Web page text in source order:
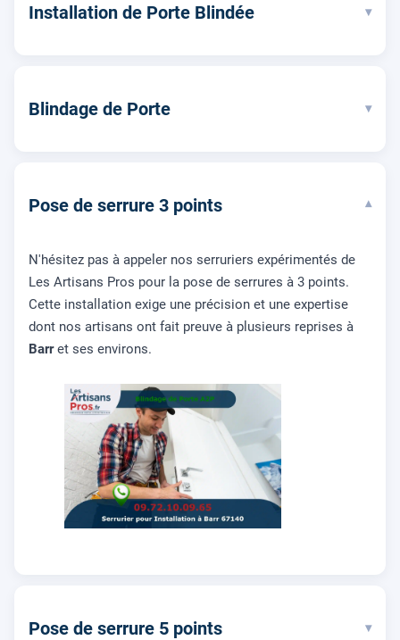
Installation de Porte Blindée ▾
Blindage de Porte ▾
Pose de serrure 3 points ▾
N'hésitez pas à appeler nos serruriers expérimentés de
Les Artisans Pros pour la pose de serrures à 3 points.
Cette installation exige une précision et une expertise
dont nos artisans ont fait preuve à plusieurs reprises à
Barret ses environs.
Pose de serrure 5 points ▾